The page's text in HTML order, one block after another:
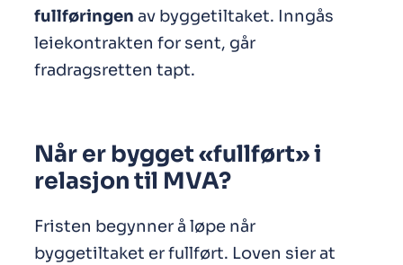
fullføringen av byggetiltaket. Inngås
leiekontrakten for sent, går
fradragsretten tapt.
Når er bygget «fullført» i
relasjon til MVA?
Fristen begynner å løpe når
byggetiltaket er fullført. Loven sier at